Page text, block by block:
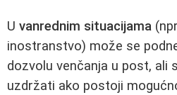
U vanrednim situacijama
inostranstvo) može se
dozvolu venčanja u post, ali
uzdržati ako postoji